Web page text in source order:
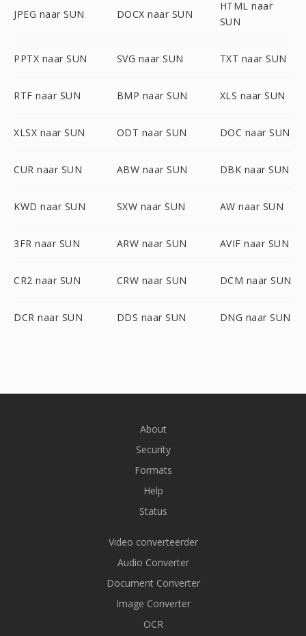
JPEG naar SUN DOCX naar SUN
HTML naar
SUN
PPTX naar SUN SVG naar SUN TXT naar SUN
RTF naar SUN BMP naar SUN XLS naar SUN
XLSX naar SUN ODT naar SUN DOC naar SUN
CUR naar SUN ABW naar SUN DBK naar SUN
KWD naar SUN SXW naar SUN AW naar SUN
3FR naar SUN ARW naar SUN AVIF naar SUN
CR2 naar SUN CRW naar SUN DCM naar SUN
DCR naar SUN DDS naar SUN DNG naar SUN
About
Security
Formats
Help
Status
Video converteerder
Audio Converter
Document Converter
Image Converter
OCR